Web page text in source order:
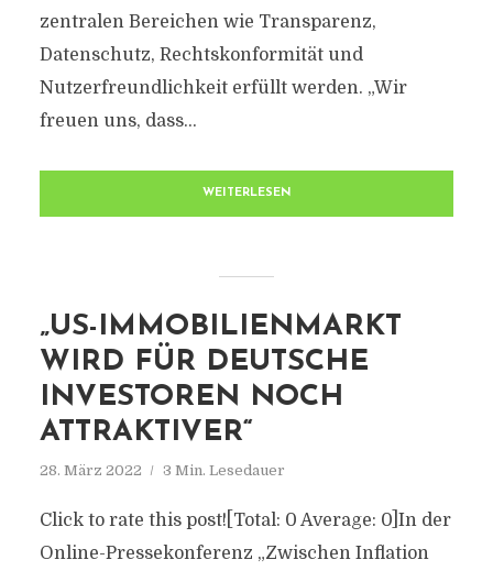
zentralen Bereichen wie Transparenz,
Datenschutz, Rechtskonformität und
Nutzerfreundlichkeit erfüllt werden. „Wir
freuen uns, dass...
WEITERLESEN
„US-IMMOBILIENMARKT
WIRD FÜR DEUTSCHE
INVESTOREN NOCH
ATTRAKTIVER“
28. März 2022 3 Min. Lesedauer
Click to rate this post![Total: 0 Average: 0]In der
Online-Pressekonferenz „Zwischen Inflation